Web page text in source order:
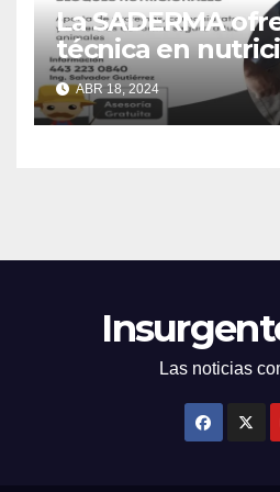
La SADERMA
técnica en
ABR 18, 2024
Las noticias